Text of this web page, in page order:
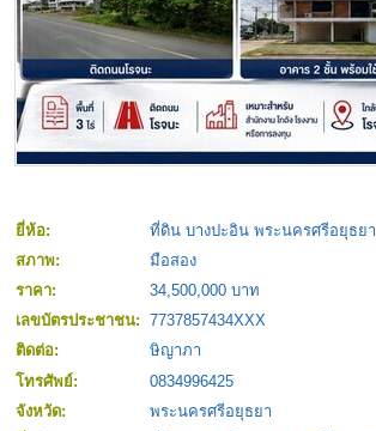
ยี่ห้อ: ที่ดิน บางปะอิน พระนครศรีอยุธยา
สภาพ:
มือสอง
ราคา:
34,500,000 บาท
เลขบัตรประชาชน: 7737857434XXX
ติดต่อ:
ษิญาภา
โทรศัพย์:
0834996425
จังหวัด:
พระนครศรีอยุธยา